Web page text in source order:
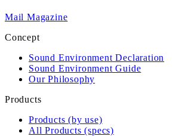
Mail Magazine
Concept
Sound Environment Declaration
Sound Environment Guide
Our Philosophy
Products
Products (by use)
All Products (specs)